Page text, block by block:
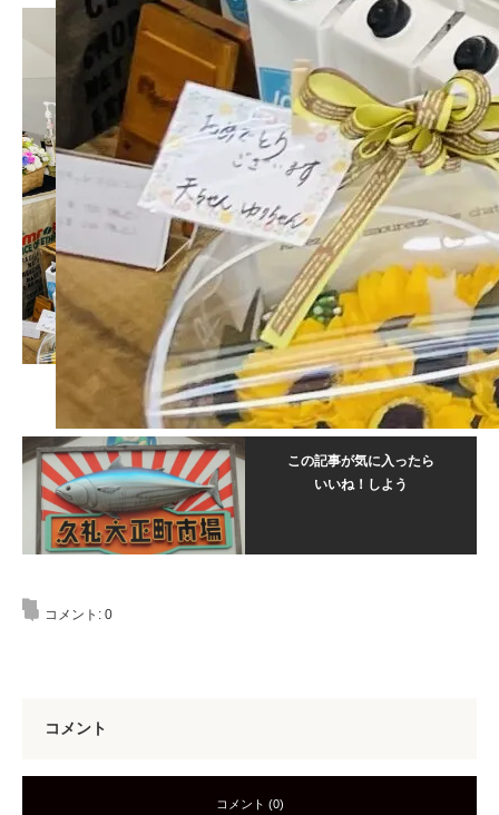
この記事が気に入ったら
いいね！しよう
コメント: 0
コメント
コメント (0)